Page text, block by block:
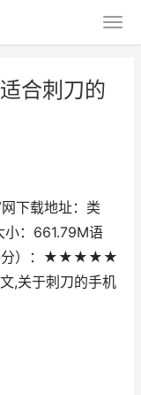
合刺刀的
下载地址：类
小：661.79M语
评分）：★★★★★
,关于刺刀的手机